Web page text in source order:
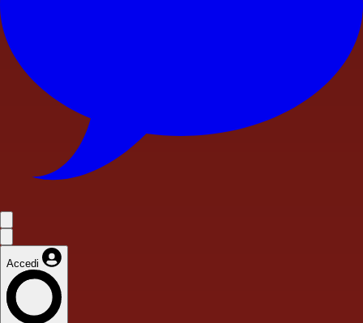
Accedi